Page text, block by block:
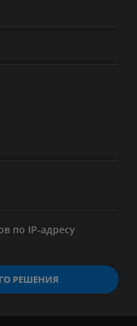
по IP-адресу
РЕШЕНИЯ